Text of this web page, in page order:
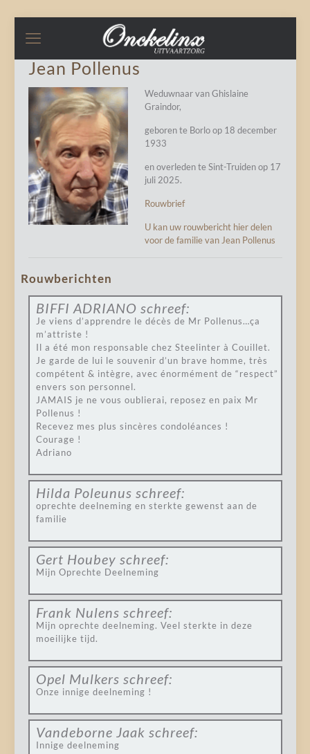
Jean Pollenus
Weduwnaar van Ghislaine
Graindor,
geboren te Borlo op 18 december
1933
en overleden te Sint-Truiden op 17
juli 2025.
Rouwbrief
U kan uw rouwbericht hier delen
voor de familie van Jean Pollenus
Rouwberichten
BIFFI ADRIANO schreef:
Je viens d’apprendre le décès de Mr Pollenus…ça
m’attriste !
Il a été mon responsable chez Steelinter à Couillet.
Je garde de lui le souvenir d’un brave homme, très
compétent & intègre, avec énormément de “respect”
envers son personnel.
JAMAIS je ne vous oublierai, reposez en paix Mr
Pollenus !
Recevez mes plus sincères condoléances !
Courage !
Adriano
Hilda Poleunus schreef:
oprechte deelneming en sterkte gewenst aan de
familie
Gert Houbey schreef:
Mijn Oprechte Deelneming
Frank Nulens schreef:
Mijn oprechte deelneming. Veel sterkte in deze
moeilijke tijd.
Opel Mulkers schreef:
Onze innige deelneming !
Vandeborne Jaak schreef:
Innige deelneming